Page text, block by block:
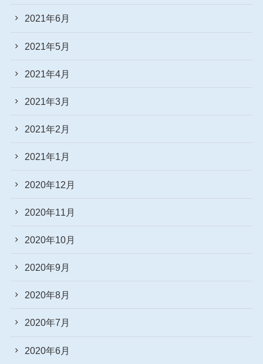
2021年6月
2021年5月
2021年4月
2021年3月
2021年2月
2021年1月
2020年12月
2020年11月
2020年10月
2020年9月
2020年8月
2020年7月
2020年6月